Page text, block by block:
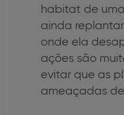
habitat de
ainda
onde ela
ações são
evitar que as
ameaçadas